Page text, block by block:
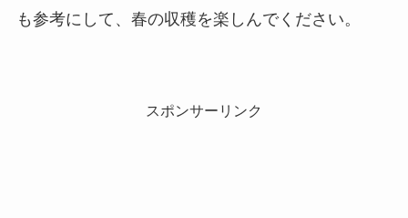
も参考にして、春の収穫を楽しんでください。
スポンサーリンク